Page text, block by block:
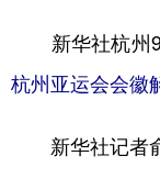
科技
文化
访谈
新华社杭州9
杭州亚运会会徽
新华社记者